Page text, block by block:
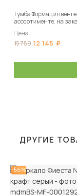
Тумба Формация
ассортименте, на
Цена
15 789 12 145
ДРУГИЕ
-56%